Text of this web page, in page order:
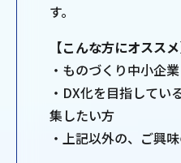
す。
【こんな方にオススメ
・ものづくり中小企業
・DX化を目指してい
集したい方
・上記以外の、ご興